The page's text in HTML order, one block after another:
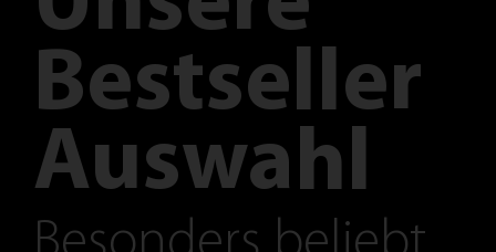
Bestseller
Auswahl